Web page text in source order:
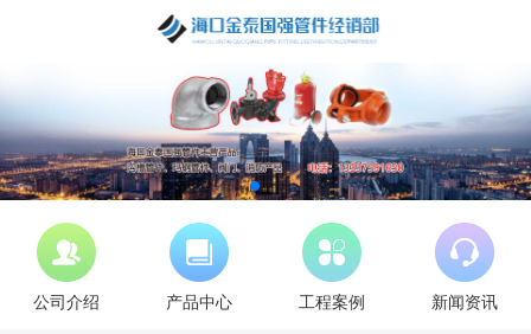
公司介绍 产品中心 工程案例 新闻资讯